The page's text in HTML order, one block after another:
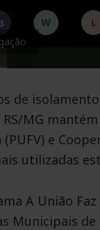
de
MG
(PUFV) e
utilizadas
A União
Municipais de